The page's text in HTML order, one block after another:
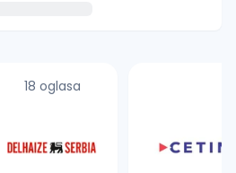
greške (koristite č, ć, š, đ,
18 oglasa